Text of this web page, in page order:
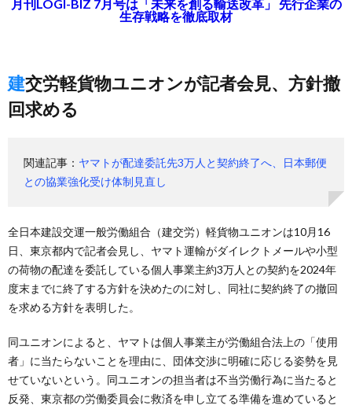
月刊LOGI-BIZ 7月号は「未来を創る輸送改革」 先行企業の
生存戦略を徹底取材
建交労軽貨物ユニオンが記者会見、方針撤
回求める
関連記事： ヤマトが配達委託先3万人と契約終了へ、日本郵便
との協業強化受け体制見直し
全日本建設交運一般労働組合（建交労）軽貨物ユニオンは10月16
日、東京都内で記者会見し、ヤマト運輸がダイレクトメールや小型
の荷物の配達を委託している個人事業主約3万人との契約を2024年
度末までに終了する方針を決めたのに対し、同社に契約終了の撤回
を求める方針を表明した。
同ユニオンによると、ヤマトは個人事業主が労働組合法上の「使用
者」に当たらないことを理由に、団体交渉に明確に応じる姿勢を見
せていないという。同ユニオンの担当者は不当労働行為に当たると
反発、東京都の労働委員会に救済を申し立てる準備を進めていると